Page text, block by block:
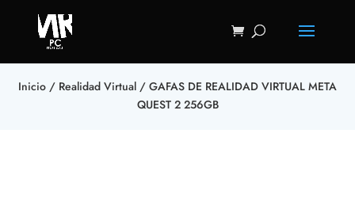
Inicio / Realidad Virtual / GAFAS DE REALIDAD VIRTUAL META
QUEST 2 256GB